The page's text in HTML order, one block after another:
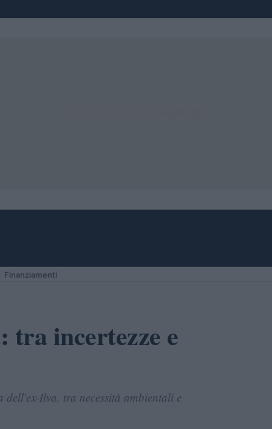
Finanziamenti
tra incertezze e
Ilva, tra necessità ambientali e